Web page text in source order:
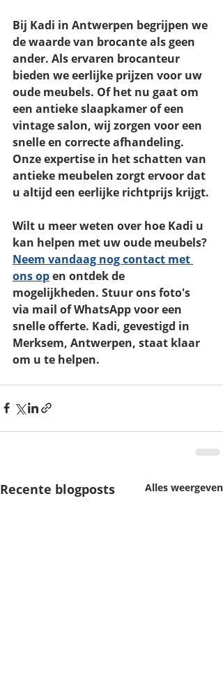
Bij Kadi in Antwerpen begrijpen we
de waarde van brocante als geen
ander. Als ervaren brocanteur
bieden we eerlijke prijzen voor uw
oude meubels. Of het nu gaat om
een antieke slaapkamer of een
vintage salon, wij zorgen voor een
snelle en correcte afhandeling.
Onze expertise in het schatten van
antieke meubelen zorgt ervoor dat
u altijd een eerlijke richtprijs krijgt.
Wilt u meer weten over hoe Kadi u
kan helpen met uw oude meubels?
Neem vandaag nog contact met
ons op en ontdek de
mogelijkheden. Stuur ons foto's
via mail of WhatsApp voor een
snelle offerte. Kadi, gevestigd in
Merksem, Antwerpen, staat klaar
om u te helpen.
Recente blogposts Alles weergeven